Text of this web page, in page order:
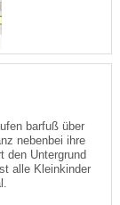
barfuß über
nebenbei ihre
den Untergrund
alle Kleinkinder